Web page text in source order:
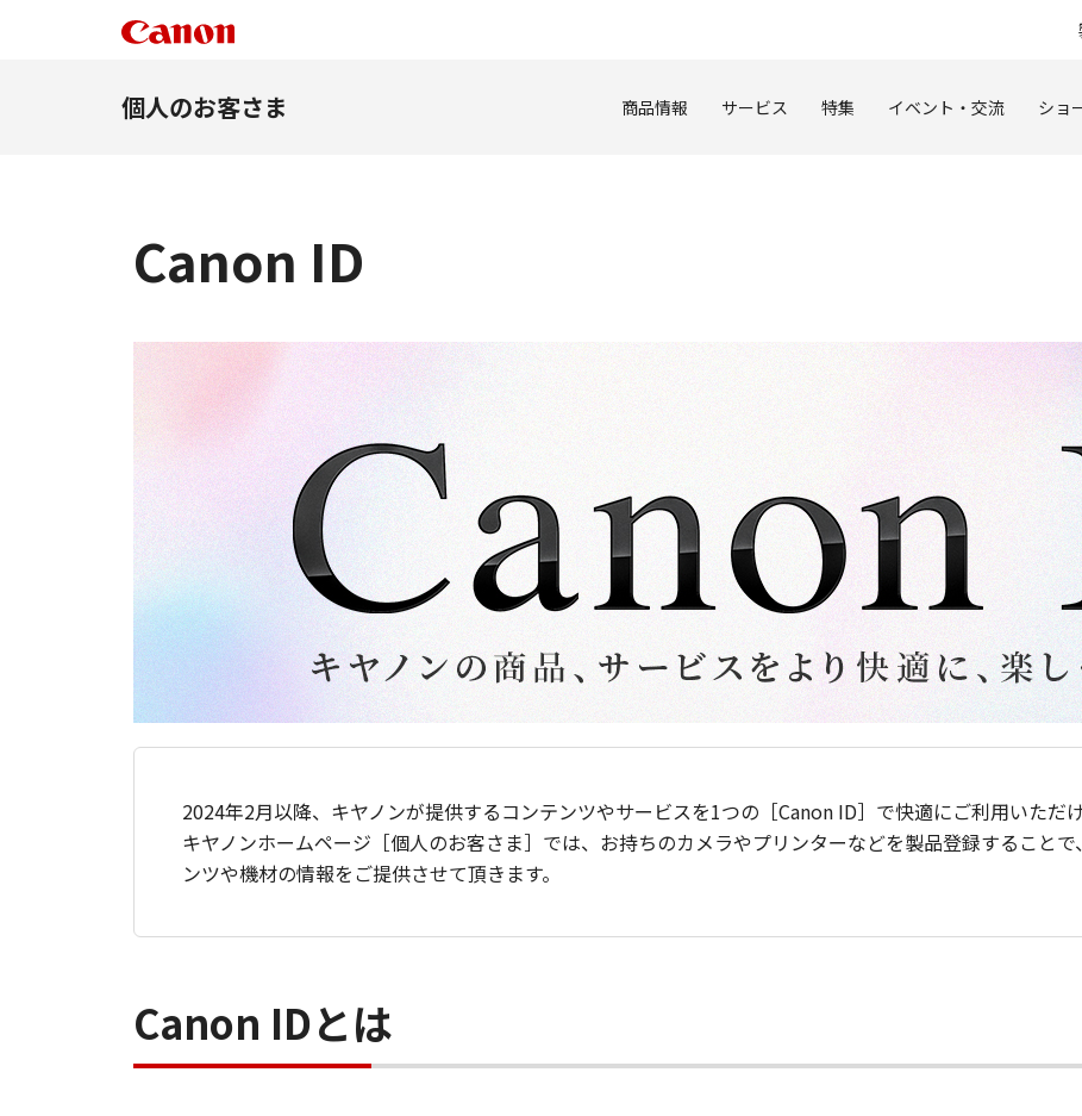
個人のお客さま 商品情報 サービス 特集 イベント・交流 ショ
Canon ID
2024年2月以降、キヤノンが提供するコンテンツやサービスを1つの［Canon ID］で快適にご利用いただ
キヤノンホームページ［個人のお客さま］では、お持ちのカメラやプリンターなどを製品登録すること
ンツや機材の情報をご提供させて頂きます。
Canon IDとは